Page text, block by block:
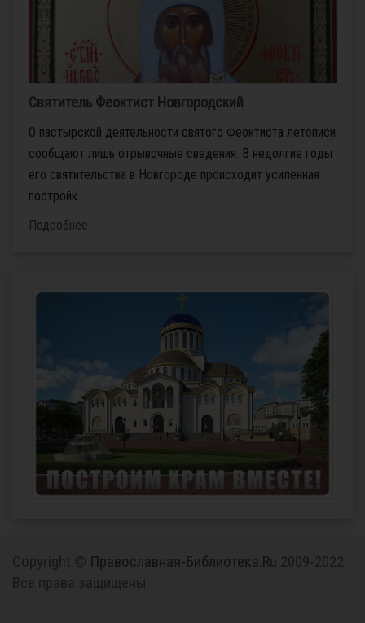
Святитель Феоктист Новгородский
О пас­тыр­ской де­я­тель­но­сти свя­то­го Фео­к­ти­ста ле­то­пи­си
со­об­ща­ют лишь от­ры­воч­ные све­де­ния. В недол­гие го­ды
его свя­ти­тель­ства в Нов­го­ро­де про­ис­хо­дит уси­лен­ная
по­строй­к...
Подробнее
Православная-Библиотека.Ru